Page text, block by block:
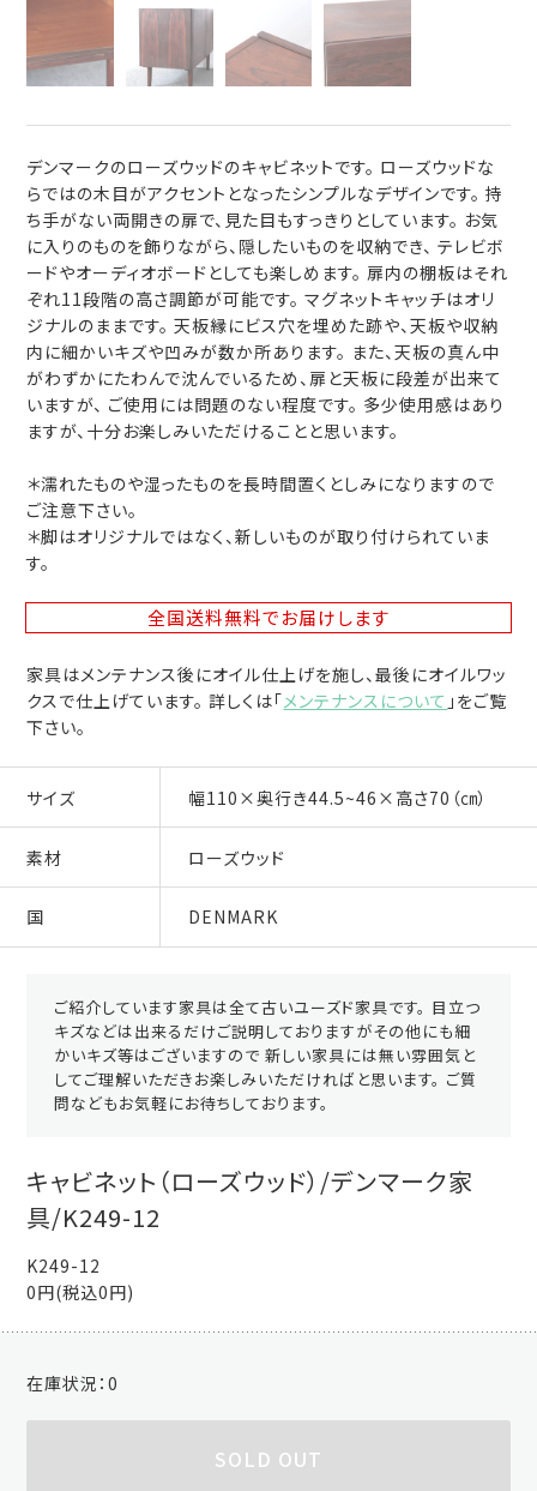
デンマークのローズウッドのキャビネットです。 ローズウッドな
らではの木目がアクセントとなったシンプルなデザインです。 持
ち手がない両開きの扉で、見た目もすっきりとしています。 お気
に入りのものを飾りながら、隠したいものを収納でき、 テレビボ
ードやオーディオボードとしても楽しめます。 扉内の棚板はそれ
ぞれ11段階の高さ調節が可能です。 マグネットキャッチはオリ
ジナルのままです。 天板縁にビス穴を埋めた跡や、天板や収納
内に細かいキズや凹みが数か所あります。 また、天板の真ん中
がわずかにたわんで沈んでいるため、扉と天板に段差が出来て
いますが、 ご使用には問題のない程度です。 多少使用感はあり
ますが、十分お楽しみいただけることと思います。
＊濡れたものや湿ったものを長時間置くとしみになりますので
ご注意下さい。
＊脚はオリジナルではなく、新しいものが取り付けられていま
す。
全国送料無料でお届けします
家具はメンテナンス後にオイル仕上げを施し、最後にオイルワッ
クスで仕上げています。 詳しくは「メンテナンスについて 」をご覧
下さい。
サイズ 幅110×奥行き44.5~46×高さ70（㎝）
素材 ローズウッド
国 DENMARK
ご紹介しています家具は全て古いユーズド家具です。 目立つ
キズなどは出来るだけご説明しておりますがその他にも細
かいキズ等はございますので 新しい家具には無い雰囲気と
してご理解いただきお楽しみいただければと思います。 ご質
問などもお気軽にお待ちしております。
キャビネット（ローズウッド）/デンマーク家
具/K249-12
K249-12
0円(税込0円)
在庫状況：0
SOLD OUT